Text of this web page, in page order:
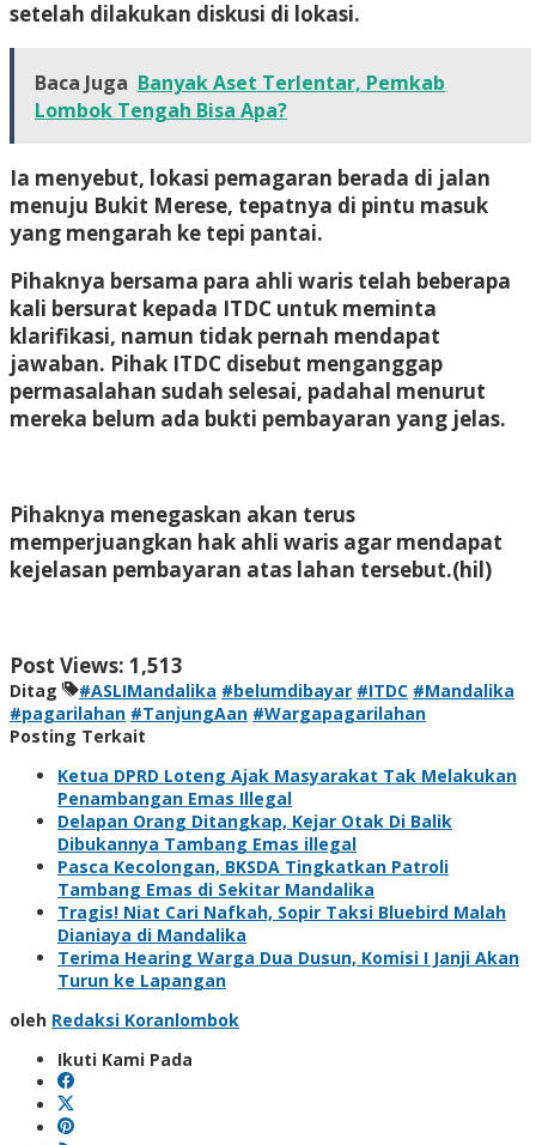
setelah dilakukan diskusi di lokasi.
Baca Juga Banyak Aset Terlentar, Pemkab
Lombok Tengah Bisa Apa?
Ia menyebut, lokasi pemagaran berada di jalan
menuju Bukit Merese, tepatnya di pintu masuk
yang mengarah ke tepi pantai.
Pihaknya bersama para ahli waris telah beberapa
kali bersurat kepada ITDC untuk meminta
klarifikasi, namun tidak pernah mendapat
jawaban. Pihak ITDC disebut menganggap
permasalahan sudah selesai, padahal menurut
mereka belum ada bukti pembayaran yang jelas.
Pihaknya menegaskan akan terus
memperjuangkan hak ahli waris agar mendapat
kejelasan pembayaran atas lahan tersebut.(hil)
Post Views: 1,513
Ditag #ASLIMandalika #belumdibayar #ITDC #Mandalika
#pagarilahan #TanjungAan #Wargapagarilahan
Posting Terkait
Ketua DPRD Loteng Ajak Masyarakat Tak Melakukan
Penambangan Emas Illegal
Delapan Orang Ditangkap, Kejar Otak Di Balik
Dibukannya Tambang Emas illegal
Pasca Kecolongan, BKSDA Tingkatkan Patroli
Tambang Emas di Sekitar Mandalika
Tragis! Niat Cari Nafkah, Sopir Taksi Bluebird Malah
Dianiaya di Mandalika
Terima Hearing Warga Dua Dusun, Komisi I Janji Akan
Turun ke Lapangan
oleh Redaksi Koranlombok
Ikuti Kami Pada